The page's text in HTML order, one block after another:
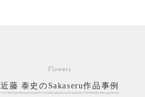
Flowers
近藤 泰史のSakaseru作品事例